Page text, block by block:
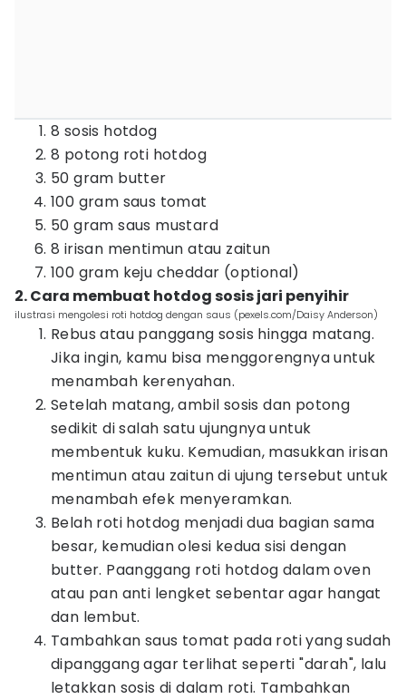
8 sosis hotdog
8 potong roti hotdog
50 gram butter
100 gram saus tomat
50 gram saus mustard
8 irisan mentimun atau zaitun
100 gram keju cheddar (optional)
2. Cara membuat hotdog sosis jari penyihir
ilustrasi mengolesi roti hotdog dengan saus (pexels.com/Daisy Anderson)
Rebus atau panggang sosis hingga matang.
Jika ingin, kamu bisa menggorengnya untuk
menambah kerenyahan.
Setelah matang, ambil sosis dan potong
sedikit di salah satu ujungnya untuk
membentuk kuku. Kemudian, masukkan irisan
mentimun atau zaitun di ujung tersebut untuk
menambah efek menyeramkan.
Belah roti hotdog menjadi dua bagian sama
besar, kemudian olesi kedua sisi dengan
butter. Paanggang roti hotdog dalam oven
atau pan anti lengket sebentar agar hangat
dan lembut.
Tambahkan saus tomat pada roti yang sudah
dipanggang agar terlihat seperti "darah", lalu
letakkan sosis di dalam roti. Tambahkan